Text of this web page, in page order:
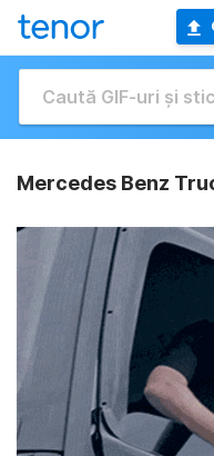
Mercedes Benz